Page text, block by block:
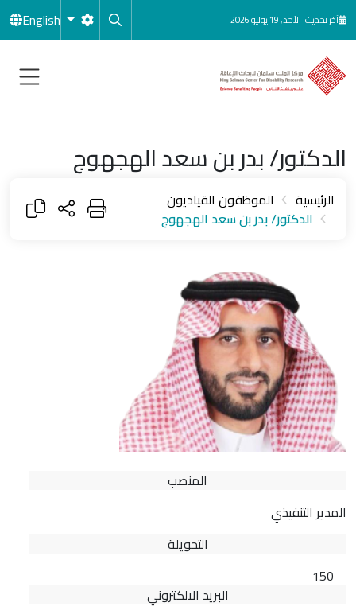
تجاوز إلى المحتوى الرئيسي
آخر تحديث: الأحد, 19 يوليو 2026 English
الدكتور/ بدر بن سعد الهجهوج
الرئيسية
الموظفون القياديون
الدكتور/ بدر بن سعد الهجهوج
المنصب
المدير التنفيذي
التحويلة
150
البريد الالكتروني